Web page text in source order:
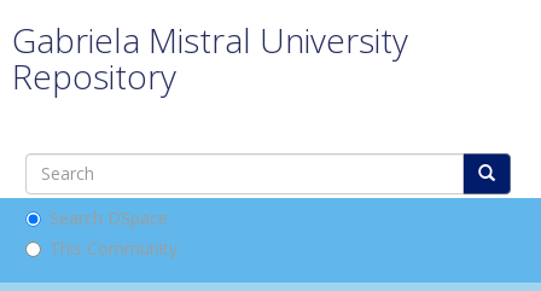
Gabriela Mistral University
Repository
Search DSpace
This Community